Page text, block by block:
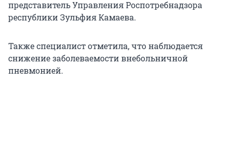
представитель Управления Роспотребнадзора
республики Зульфия Камаева.
Также специалист отметила, что наблюдается
снижение заболеваемости внебольничной
пневмонией.